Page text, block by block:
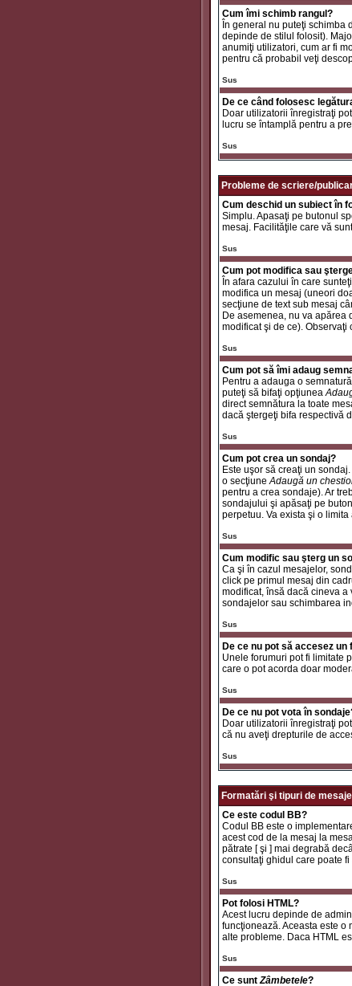
Cum îmi schimb rangul?
În general nu puteţi schimba
depinde de stilul folosit).
anumiţi utilizatori, cum ar fi
pentru că probabil veţi
Sus
De ce când folosesc
Doar utilizatorii înregistraţi
lucru se întamplă pentru a
Sus
Probleme de scriere/
Cum deschid un subiect în
Simplu. Apasaţi pe butonul
mesaj. Facilităţile care vă
Sus
Cum pot modifica sau
În afara cazului în care
modifica un mesaj (uneori
secţiune de text sub mesaj
De asemenea, nu va apărea
modificat şi de ce).
Sus
Cum pot să îmi adaug
Pentru a adauga o
puteţi să bifaţi opţiunea
direct semnătura la toate
dacă ştergeţi bifa respectivă
Sus
Cum pot crea un sondaj?
Este uşor să creaţi un
o secţiuneAdaugă un
pentru a crea sondaje). Ar
sondajului şi apăsaţi pe
perpetuu. Va exista şi o
Sus
Cum modific sau şterg un
Ca şi în cazul mesajelor,
click pe primul mesaj din
modificat, însă dacă cineva
sondajelor sau schimbarea
Sus
De ce nu pot să accesez un
Unele forumuri pot fi limitate
care o pot acorda doar
Sus
De ce nu pot vota în
Doar utilizatorii înregistraţi
că nu aveţi drepturile de
Sus
Formatări şi tipuri de mesaje
Ce este codul BB?
Codul BB este o
acest cod de la mesaj la
pătrate [ şi ] mai degrabă
consultaţi ghidul care poate
Sus
Pot folosi HTML?
Acest lucru depinde de
funcţionează. Aceasta este o
alte probleme. Daca HTML
Sus
Ce suntZâmbetele?